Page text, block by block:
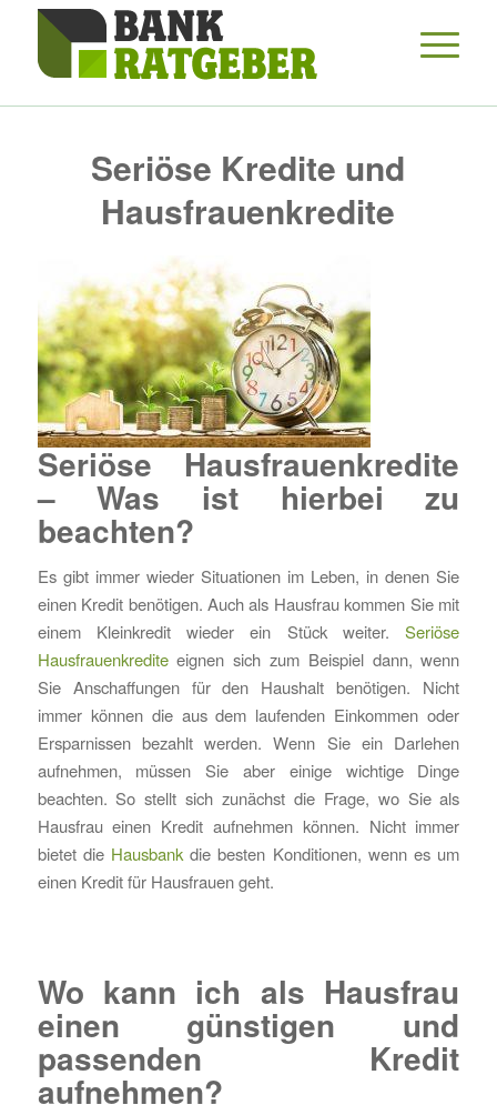
Seriöse Kredite und
Hausfrauenkredite
Seriöse Hausfrauenkredite
– Was ist hierbei zu
beachten?
Es gibt immer wieder Situationen im Leben, in denen Sie
einen Kredit benötigen. Auch als Hausfrau kommen Sie mit
einem Kleinkredit wieder ein Stück weiter.Seriöse
Hausfrauenkrediteeignen sich zum Beispiel dann, wenn
Sie Anschaffungen für den Haushalt benötigen. Nicht
immer können die aus dem laufenden Einkommen oder
Ersparnissen bezahlt werden. Wenn Sie ein Darlehen
aufnehmen, müssen Sie aber einige wichtige Dinge
beachten. So stellt sich zunächst die Frage, wo Sie als
Hausfrau einen Kredit aufnehmen können. Nicht immer
bietet die Hausbank die besten Konditionen, wenn es um
einen Kredit für Hausfrauen geht.
Wo kann ich als Hausfrau
einen günstigen und
passenden Kredit
aufnehmen?